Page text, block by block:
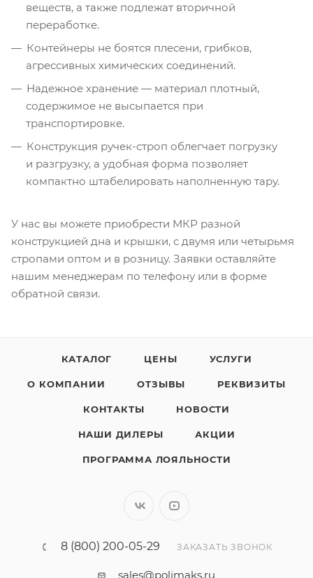
веществ, а также подлежат вторичной
переработке.
Контейнеры не боятся плесени, грибков,
агрессивных химических соединений.
Надежное хранение — материал плотный,
содержимое не высыпается при
транспортировке.
Конструкция ручек-строп облегчает погрузку
и разгрузку, а удобная форма позволяет
компактно штабелировать наполненную тару.
У нас вы можете приобрести МКР разной
конструкцией дна и крышки, с двумя или четырьмя
стропами оптом и в розницу. Заявки оставляйте
нашим менеджерам по телефону или в форме
обратной связи.
КАТАЛОГ ЦЕНЫ УСЛУГИ
О КОМПАНИИ ОТЗЫВЫ РЕКВИЗИТЫ
КОНТАКТЫ НОВОСТИ
НАШИ ДИЛЕРЫ АКЦИИ
ПРОГРАММА ЛОЯЛЬНОСТИ
8 (800) 200-05-29 ЗАКАЗАТЬ ЗВОНОК
sales@polimaks.ru